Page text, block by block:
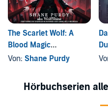
The Scarlet Wolf: A
Blood Magic
Lycanthrope LitRPG
Von: Shane Purdy
Hörbuchserien